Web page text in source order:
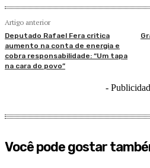
Artigo anterior
Deputado Rafael Fera critica
aumento na conta de energia e
cobra responsabilidade: “Um tapa
na cara do povo”
-
Você pode gostar